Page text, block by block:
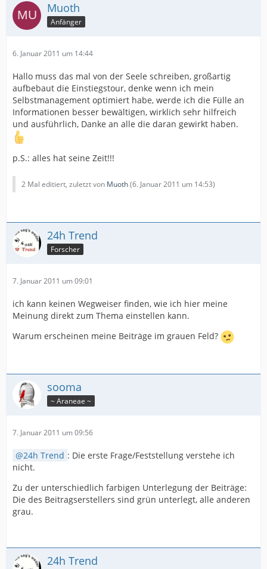
Muoth
Anfänger
6. Januar 2011 um 14:44
Hallo muss das mal von der Seele schreiben, großartig
aufbebaut die Einstiegstour, denke wenn ich mein
Selbstmanagement optimiert habe, werde ich die Fülle an
Informationen besser bewältigen, wirklich sehr hilfreich
und ausführlich, Danke an alle die daran gewirkt haben.
p.S.: alles hat seine Zeit!!!
2 Mal editiert, zuletzt von Muoth(6. Januar 2011 um 14:53)
24h Trend
Forscher
7. Januar 2011 um 09:01
ich kann keinen Wegweiser finden, wie ich hier meine
Meinung direkt zum Thema einstellen kann.
Warum erscheinen meine Beiträge im grauen Feld?
sooma
~ Araneae ~
7. Januar 2011 um 09:56
24h Trend : Die erste Frage/Feststellung verstehe ich
nicht.
Zu der unterschiedlich farbigen Unterlegung der Beiträge:
Die des Beitragserstellers sind grün unterlegt, alle anderen
grau.
24h Trend